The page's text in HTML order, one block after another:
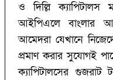
ও দিল্লি ক্যাপিটালস
আইপিএলে বাংলার
আমেদরা যেখানে
প্রমাণ করার সুযোগই
ক্যাপিটালসের